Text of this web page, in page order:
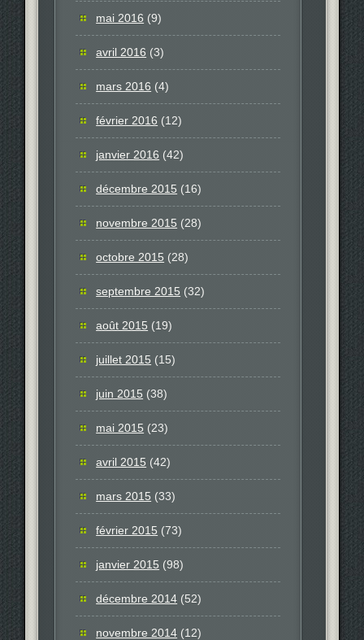
mai 2016 (9)
avril 2016 (3)
mars 2016 (4)
février 2016 (12)
janvier 2016 (42)
décembre 2015 (16)
novembre 2015 (28)
octobre 2015 (28)
septembre 2015 (32)
août 2015 (19)
juillet 2015 (15)
juin 2015 (38)
mai 2015 (23)
avril 2015 (42)
mars 2015 (33)
février 2015 (73)
janvier 2015 (98)
décembre 2014 (52)
novembre 2014 (12)